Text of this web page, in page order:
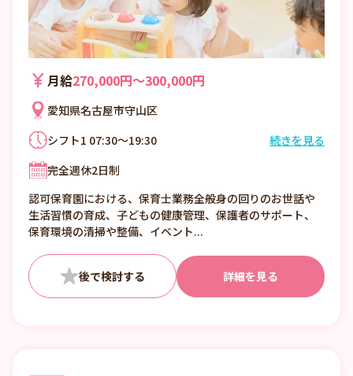
月給270,000円〜300,000円
愛知県名古屋市守山区
シフト1 07:30～19:30
続きを見る
完全週休2日制
認可保育園における、保育士業務全般身の回りのお世話や
生活習慣の育成、子どもの健康管理、保護者のサポート、
保育環境の清掃や整備、イベント...
詳細を見る